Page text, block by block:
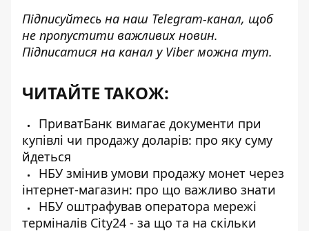
Підписуйтесь на наш Telegram-канал, щоб
не пропустити важливих новин.
Підписатися на канал у Viber можна тут.
ЧИТАЙТЕ ТАКОЖ:
ПриватБанк вимагає документи при
купівлі чи продажу доларів: про яку суму
йдеться
НБУ змінив умови продажу монет через
інтернет-магазин: про що важливо знати
НБУ оштрафував оператора мережі
терміналів Сіty24 - за що та на скільки